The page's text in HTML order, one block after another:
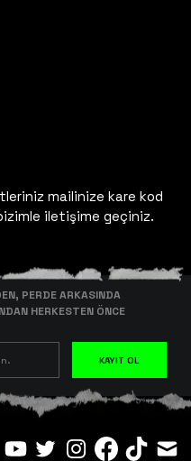
mailinize kare kod
iletişime geçiniz.
PERDE ARKASINDA
HERKESTEN ÖNCE
KAYIT OL